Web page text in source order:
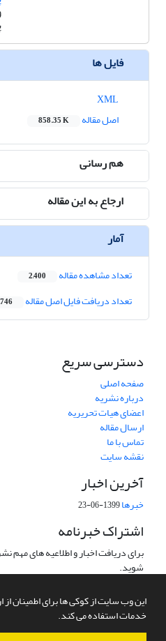
این وب سایت از کوکی ها برای اطمینان از
خدمات استفاده می کند.
فایل ها
اصل مقاله
858.35 K
هم رسانی
ارجاع به این مقاله
آمار
تعداد مشاهده مقاله 2,400
تعداد دریافت فایل اصل مقاله
دسترسی سریع
صفحه اصلی
درباره نشریه
اعضای هیات تحریریه
ارسال مقاله
تماس با ما
نقشه سایت
آخرین اخبار
خبرها1399-06-23
اشتراک خبرنامه
برای دریافت اخبار و اطلاعیه های
شوید.